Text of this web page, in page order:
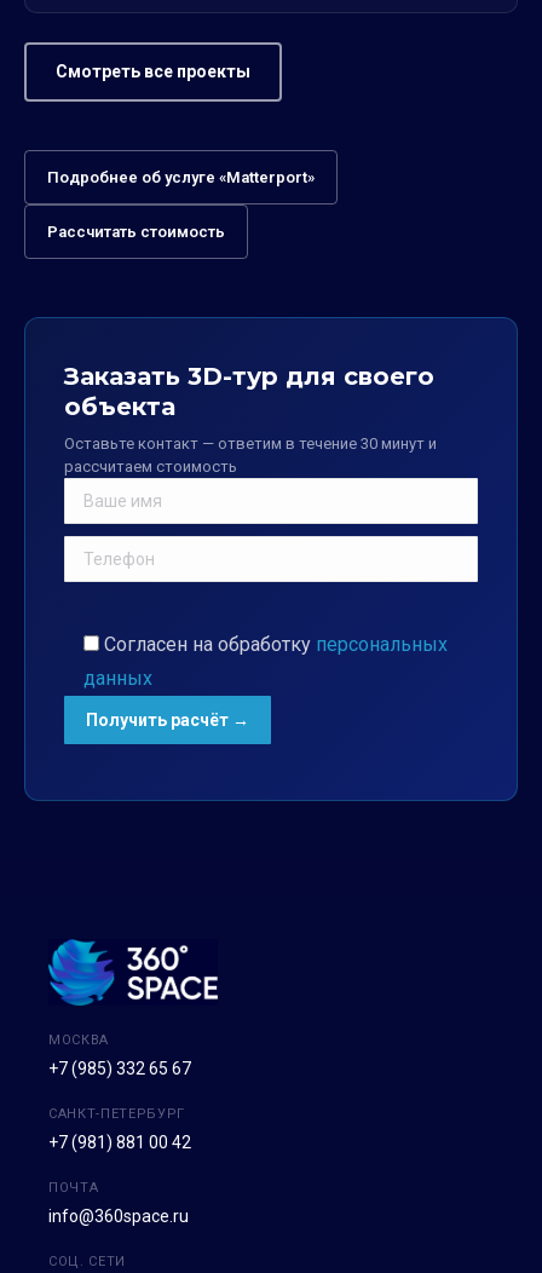
Смотреть все проекты
Подробнее об услуге «Matterport»
Рассчитать стоимость
Заказать 3D-тур для своего
объекта
Оставьте контакт — ответим в течение 30 минут и
рассчитаем стоимость
Согласен на обработку персональных
данных
МОСКВА
+7 (985) 332 65 67
САНКТ-ПЕТЕРБУРГ
+7 (981) 881 00 42
ПОЧТА
info@360space.ru
СОЦ. СЕТИ